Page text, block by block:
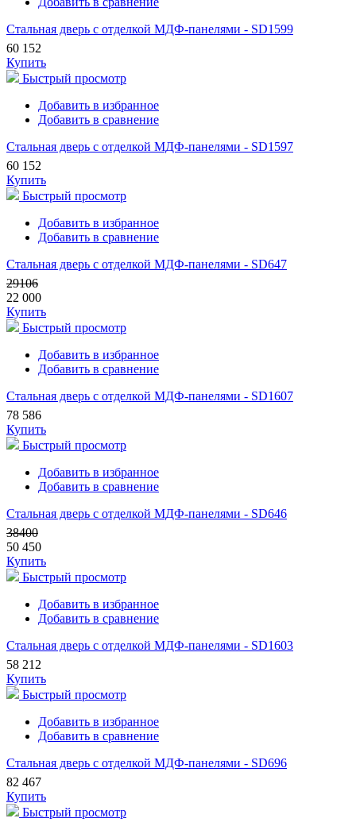
Стальная дверь с отделкой МДФ-панелями - SD1599
60 152
Купить
Быстрый просмотр
Добавить в избранное
Добавить в сравнение
Стальная дверь с отделкой МДФ-панелями - SD1597
60 152
Купить
Быстрый просмотр
Добавить в избранное
Добавить в сравнение
Стальная дверь с отделкой МДФ-панелями - SD647
29106
22 000
Купить
Быстрый просмотр
Добавить в избранное
Добавить в сравнение
Стальная дверь с отделкой МДФ-панелями - SD1607
78 586
Купить
Быстрый просмотр
Добавить в избранное
Добавить в сравнение
Стальная дверь с отделкой МДФ-панелями - SD646
38400
50 450
Купить
Быстрый просмотр
Добавить в избранное
Добавить в сравнение
Стальная дверь с отделкой МДФ-панелями - SD1603
58 212
Купить
Быстрый просмотр
Добавить в избранное
Добавить в сравнение
Стальная дверь с отделкой МДФ-панелями - SD696
82 467
Купить
Быстрый просмотр